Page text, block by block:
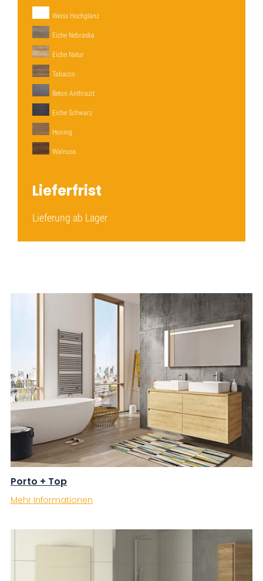
Weiss Hochglanz
Eiche Nebraska
Eiche Natur
Tabacco
Beton Anthrazit
Eiche Schwarz
Honing
Walnuss
Lieferfrist
Lieferung ab Lager
Porto + Top
Mehr Informationen